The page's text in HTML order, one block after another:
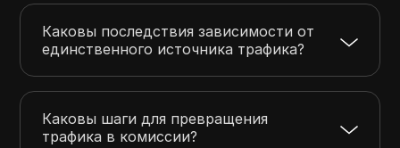
Каковы последствия зависимости от
единственного источника трафика?
Каковы шаги для превращения
трафика в комиссии?